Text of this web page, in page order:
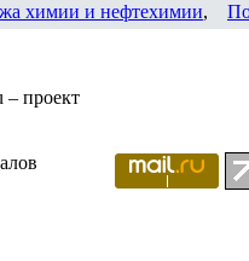
химии и нефтехимии,
– проект